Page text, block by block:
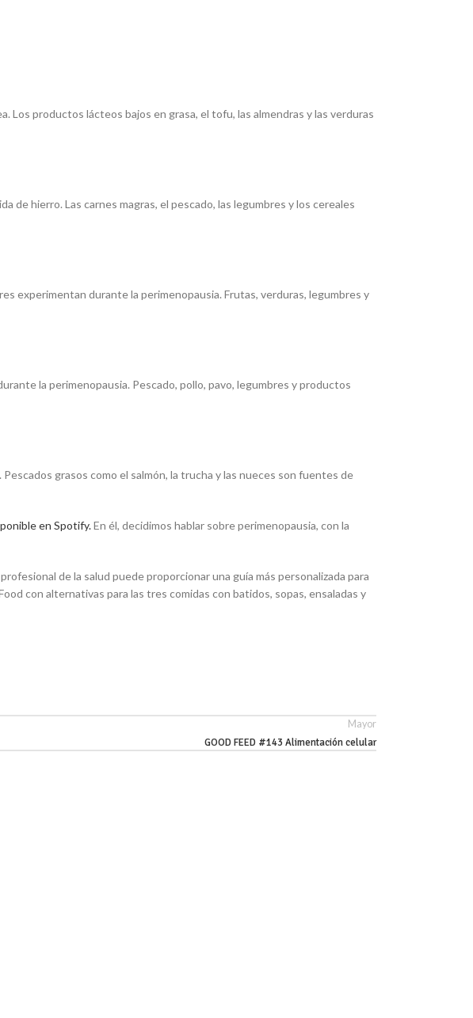
Los productos lácteos bajos en grasa, el tofu, las almendras y las verduras
de hierro. Las carnes magras, el pescado, las legumbres y los cereales
experimentan durante la perimenopausia. Frutas, verduras, legumbres y
la perimenopausia. Pescado, pollo, pavo, legumbres y productos
grasos como el salmón, la trucha y las nueces son fuentes de
en Spotify.En él, decidimos hablar sobre perimenopausia, con la
de la salud puede proporcionar una guía más personalizada para
con alternativas para las tres comidas con batidos, sopas, ensaladas y
Mayor
GOOD FEED #143 Alimentación celular